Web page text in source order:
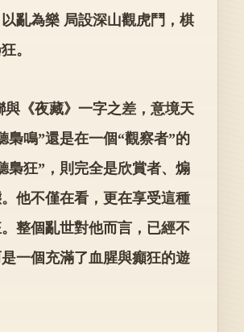
亂為樂 局設深山觀虎鬥，棋
。
與《夜藏》一字之差，意境天
梟鳴”還是在一個“觀察者”的
梟狂”，則完全是欣賞者、煽
他不僅在看，更在享受這種
整個亂世對他而言，已經不
一個充滿了血腥與癲狂的遊